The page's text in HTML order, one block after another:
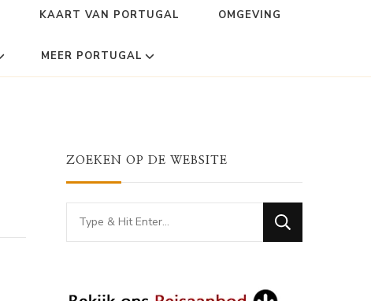
KAART VAN PORTUGAL OMGEVING
MEER PORTUGAL
ZOEKEN OP DE WEBSITE
Looking
for